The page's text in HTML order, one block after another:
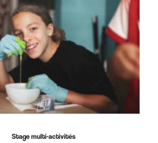
Stage multi-activités